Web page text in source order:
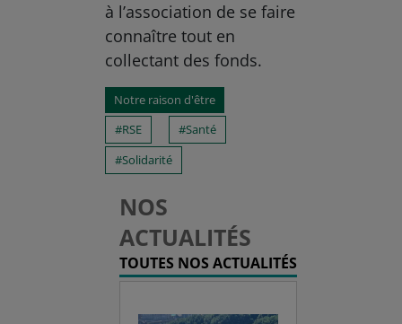
à l’association de se faire
connaître tout en
collectant des fonds.
Notre raison d'être
RSE
Santé
Solidarité
NOS
ACTUALITÉS
TOUTES NOS ACTUALITÉS